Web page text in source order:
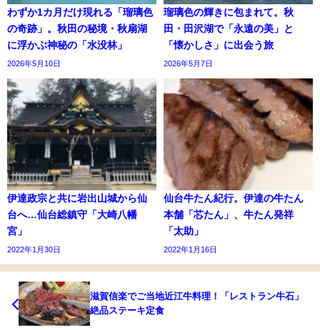
わずか1カ月だけ現れる「瑠璃色
の奇跡」。秋田の秘境・秋扇湖
に浮かぶ神秘の「水没林」
2026年5月10日
瑠璃色の輝きに包まれて。秋
田・田沢湖で「永遠の美」と
「懐かしさ」に出会う旅
2026年5月7日
伊達政宗と共に岩出山城から仙
台へ…仙台総鎮守「大崎八幡
宮」
2022年1月30日
仙台牛たん紀行。伊達の牛たん
本舗「芯たん」、牛たん発祥
「太助」
2022年1月16日
滋賀信楽でご当地近江牛料理！「レストラン牛石」
絶品ステーキ定食